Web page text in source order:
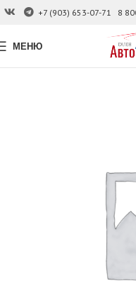
+7 (903) 653-07-71 8
МЕНЮ